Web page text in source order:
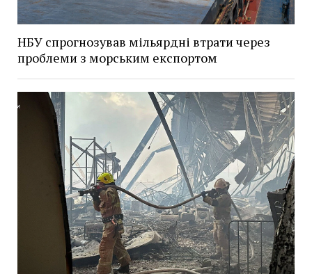
НБУ спрогнозував мільярдні втрати через
проблеми з морським експортом